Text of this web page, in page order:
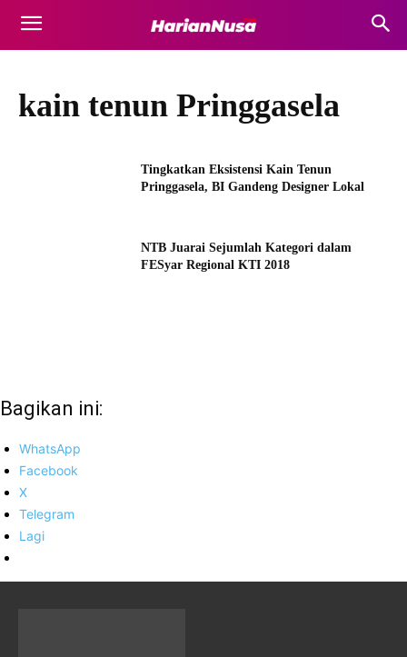
kain tenun Pringgasela
Tingkatkan Eksistensi Kain Tenun
Pringgasela, BI Gandeng Designer Lokal
NTB Juarai Sejumlah Kategori dalam
FESyar Regional KTI 2018
Bagikan ini:
WhatsApp
Facebook
X
Telegram
Lagi